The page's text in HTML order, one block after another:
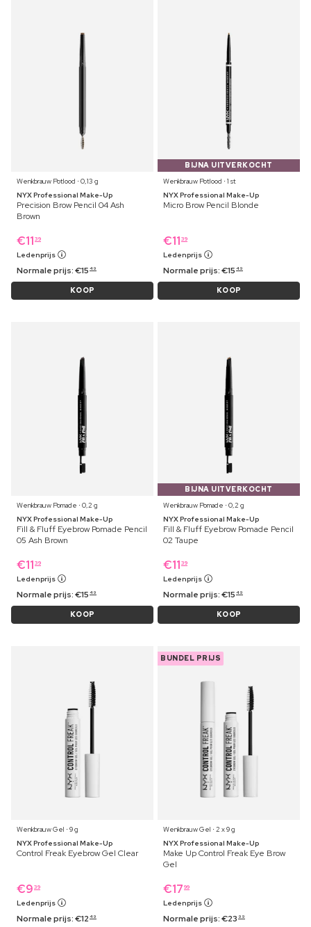
Wenkbrauw Potlood ⋅ 0,13 g
NYX Professional Make-Up
Precision Brow Pencil 04 Ash
Brown
€11 39
Ledenprijs
Normale prijs:€15 49
KOOP
BIJNA UITVERKOCHT
Wenkbrauw Potlood ⋅ 1 st
NYX Professional Make-Up
Micro Brow Pencil Blonde
€11 39
Ledenprijs
Normale prijs:€15 49
KOOP
Wenkbrauw Pomade ⋅ 0,2 g
NYX Professional Make-Up
Fill & Fluff Eyebrow Pomade Pencil
05 Ash Brown
€11 39
Ledenprijs
Normale prijs:€15 49
KOOP
BIJNA UITVERKOCHT
Wenkbrauw Pomade ⋅ 0,2 g
NYX Professional Make-Up
Fill & Fluff Eyebrow Pomade Pencil
02 Taupe
€11 39
Ledenprijs
Normale prijs:€15 49
KOOP
Wenkbrauw Gel ⋅ 9 g
NYX Professional Make-Up
Control Freak Eyebrow Gel Clear
€9 39
Ledenprijs
Normale prijs:€12 49
BUNDEL PRIJS
Wenkbrauw Gel ⋅ 2 x 9 g
NYX Professional Make-Up
Make Up Control Freak Eye Brow
Gel
€17 99
Ledenprijs
Normale prijs:€23 99